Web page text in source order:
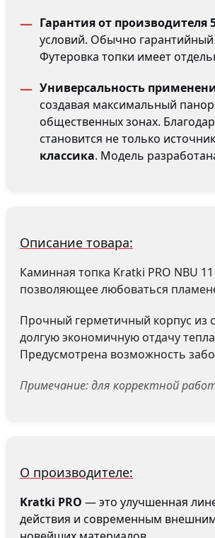
Гарантия от производителя
условий. Обычно гарантийный
Футеровка топки имеет
Универсальность
создавая максимальный
общественных зонах.
становится не только
классика. Модель
Описание товара:
Каминная топка Kratki PRO NBU
позволяющее любоваться
Прочный герметичный корпус из
долгую экономичную отдачу
Предусмотрена возможность
Примечание: для корректной
О производителе:
Kratki PRO — это улучшенная
действия и современным